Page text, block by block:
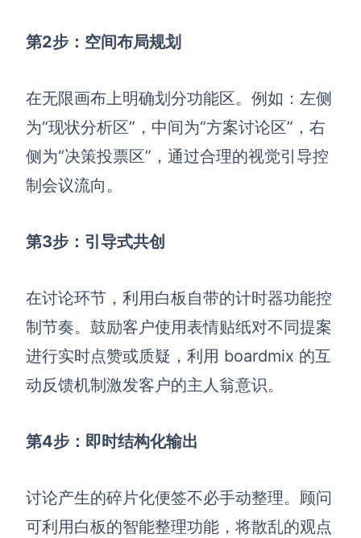
第2步：空间布局规划
在无限画布上明确划分功能区。例如：左侧
为“现状分析区”，中间为“方案讨论区”，右
侧为“决策投票区”，通过合理的视觉引导控
制会议流向。
第3步：引导式共创
在讨论环节，利用白板自带的计时器功能控
制节奏。鼓励客户使用表情贴纸对不同提案
进行实时点赞或质疑，利用 boardmix 的互
动反馈机制激发客户的主人翁意识。
第4步：即时结构化输出
讨论产生的碎片化便签不必手动整理。顾问
可利用白板的智能整理功能，将散乱的观点